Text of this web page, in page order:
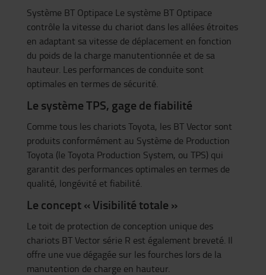
Système BT Optipace Le système BT Optipace
contrôle la vitesse du chariot dans les allées étroites
en adaptant sa vitesse de déplacement en fonction
du poids de la charge manutentionnée et de sa
hauteur. Les performances de conduite sont
optimales en termes de sécurité.
Le système TPS, gage de fiabilité
Comme tous les chariots Toyota, les BT Vector sont
produits conformément au Système de Production
Toyota (le Toyota Production System, ou TPS) qui
garantit des performances optimales en termes de
qualité, longévité et fiabilité.
Le concept « Visibilité totale »
Le toit de protection de conception unique des
chariots BT Vector série R est également breveté. Il
offre une vue dégagée sur les fourches lors de la
manutention de charge en hauteur.